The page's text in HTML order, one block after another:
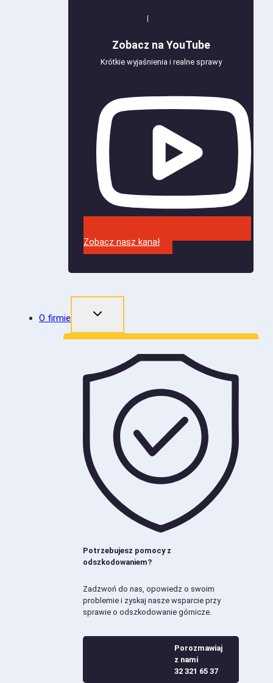
Zobacz na YouTube
Krótkie wyjaśnienia i realne sprawy
Zobacz nasz kanał
O firmie
Potrzebujesz pomocy z
odszkodowaniem?
Zadzwoń do nas, opowiedz o swoim
problemie i zyskaj nasze wsparcie przy
sprawie o odszkodowanie górnicze.
Porozmawiaj
z nami
32 321 65 37